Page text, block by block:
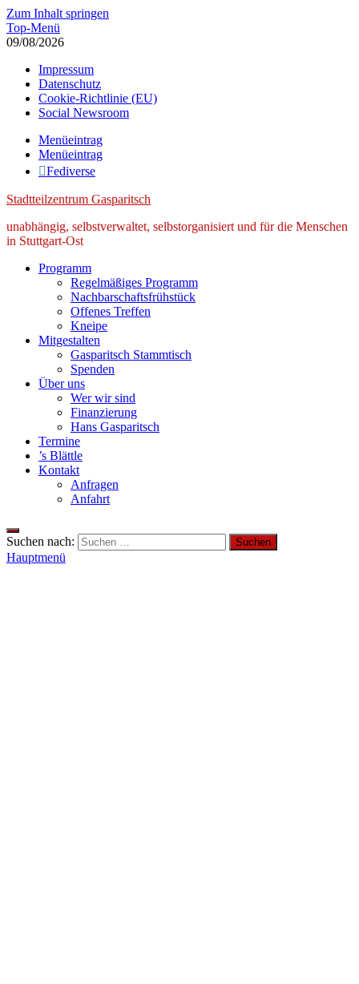
Zum Inhalt springen
Top-Menü
09/08/2026
Impressum
Datenschutz
Cookie-Richtlinie (EU)
Social Newsroom
Menüeintrag
Menüeintrag
Fediverse
Stadtteilzentrum Gasparitsch
unabhängig, selbstverwaltet, selbstorganisiert und für die Menschen
in Stuttgart-Ost
Programm
Regelmäßiges Programm
Nachbarschaftsfrühstück
Offenes Treffen
Kneipe
Mitgestalten
Gasparitsch Stammtisch
Spenden
Über uns
Wer wir sind
Finanzierung
Hans Gasparitsch
Termine
’s Blättle
Kontakt
Anfragen
Anfahrt
Suchen nach:
Hauptmenü